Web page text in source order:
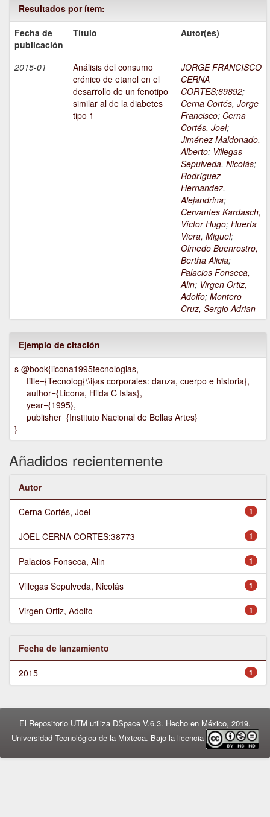
Resultados por ítem:
Fecha de
publicación
Título Autor(es)
2015-01
Análisis del consumo
crónico de etanol en el
desarrollo de un fenotipo
similar al de la diabetes
tipo 1
JORGE FRANCISCO
CERNA
CORTES;69892;
Cerna Cortés, Jorge
Francisco; Cerna
Cortés, Joel;
Jiménez Maldonado,
Alberto; Villegas
Sepulveda, Nicolás;
Rodríguez
Hernandez,
Alejandrina;
Cervantes Kardasch,
Víctor Hugo; Huerta
Viera, Miguel;
Olmedo Buenrostro,
Bertha Alicia;
Palacios Fonseca,
Alin; Virgen Ortiz,
Adolfo; Montero
Cruz, Sergio Adrian
Ejemplo de citación
s @book{licona1995tecnologias,
title={Tecnolog{\\i}as corporales: danza, cuerpo e historia},
author={Licona, Hilda C Islas},
year={1995},
publisher={Instituto Nacional de Bellas Artes}
}
Añadidos recientemente
Autor
1
Cerna Cortés, Joel
1
JOEL CERNA CORTES;38773
1
Palacios Fonseca, Alin
1
Villegas Sepulveda, Nicolás
1
Virgen Ortiz, Adolfo
Fecha de lanzamiento
1
2015
El Repositorio UTM utiliza DSpace V.6.3. Hecho en México, 2019.
Universidad Tecnológica de la Mixteca. Bajo la licencia